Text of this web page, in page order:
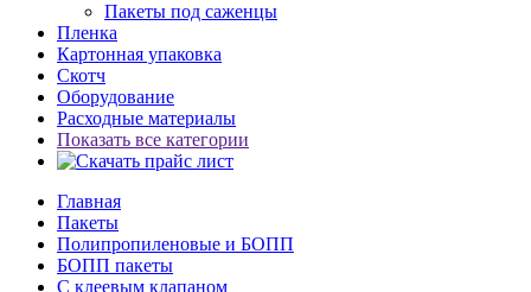
Пакеты под саженцы
Пленка
Картонная упаковка
Скотч
Оборудование
Расходные материалы
Показать все категории
Главная
Пакеты
Полипропиленовые и БОПП
БОПП пакеты
С клеевым клапаном